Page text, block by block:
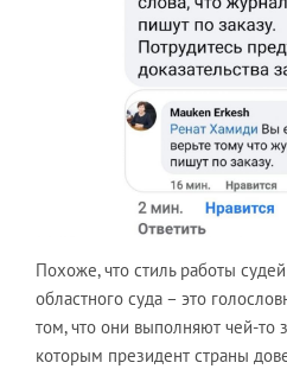
Похоже, что стиль работы
областного суда – это
том, что они выполняют чей-то
которым президент страны